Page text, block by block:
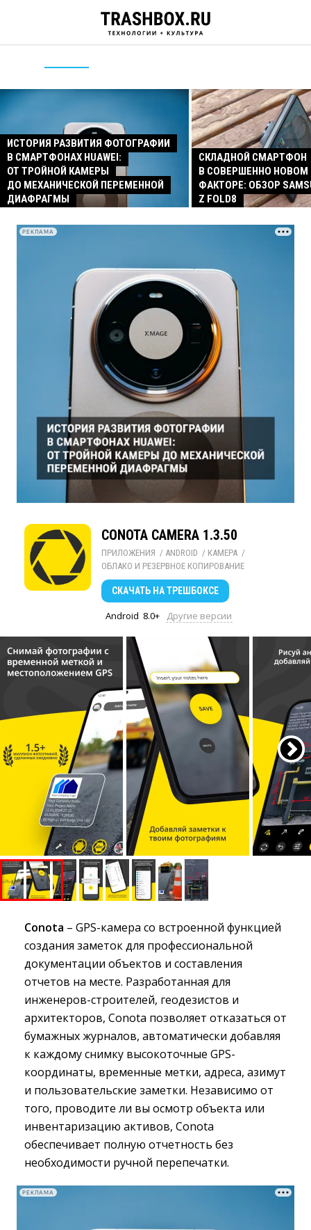
ИСТОРИЯ РАЗВИТИЯ ФОТОГРАФИИ
В СМАРТФОНАХ HUAWEI:
ОТ ТРОЙНОЙ КАМЕРЫ
ДО МЕХАНИЧЕСКОЙ ПЕРЕМЕННОЙ
ДИАФРАГМЫ
СКЛАДНОЙ СМАРТФОН
В СОВЕРШЕННО
ФАКТОРЕ: ОБЗОР
Z FOLD8
РЕКЛАМА
CONOTA CAMERA 1.3.50
ПРИЛОЖЕНИЯ / ANDROID / КАМЕРА /
ОБЛАКО И РЕЗЕРВНОЕ КОПИРОВАНИЕ
СКАЧАТЬ НА ТРЕШБОКСЕ
Android 8.0+ Другие версии
Conota – GPS-камера со встроенной функцией
создания заметок для профессиональной
документации объектов и составления
отчетов на месте. Разработанная для
инженеров-строителей, геодезистов и
архитекторов, Conota позволяет отказаться от
бумажных журналов, автоматически добавляя
к каждому снимку высокоточные GPS-
координаты, временные метки, адреса, азимут
и пользовательские заметки. Независимо от
того, проводите ли вы осмотр объекта или
инвентаризацию активов, Conota
обеспечивает полную отчетность без
необходимости ручной перепечатки.
РЕКЛАМА